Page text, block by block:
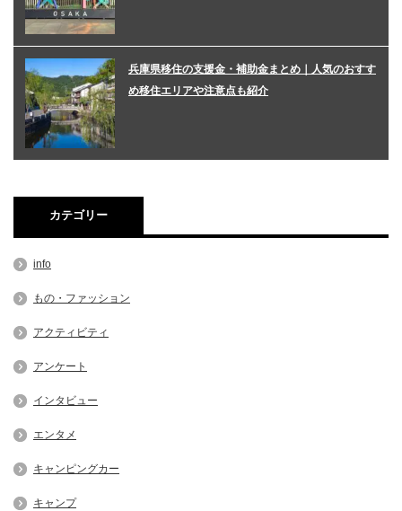
兵庫県移住の支援金・補助金まとめ｜人気のおすす
め移住エリアや注意点も紹介
カテゴリー
info
もの・ファッション
アクティビティ
アンケート
インタビュー
エンタメ
キャンピングカー
キャンプ